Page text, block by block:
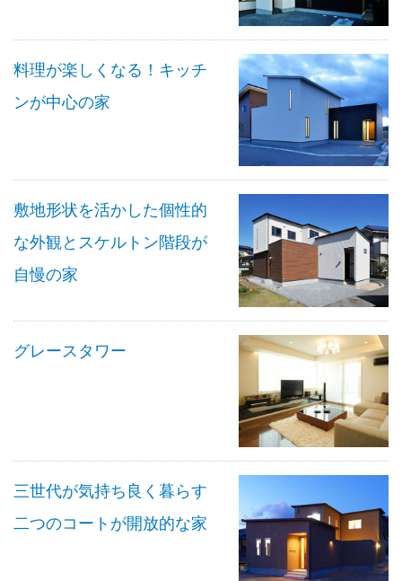
料理が楽しくなる！キッチ
ンが中心の家
敷地形状を活かした個性的
な外観とスケルトン階段が
自慢の家
グレースタワー
三世代が気持ち良く暮らす
二つのコートが開放的な家